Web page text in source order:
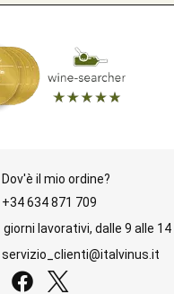
Dov'è il mio ordine?
+34 634 871 709
giorni lavorativi, dalle 9 alle 14
servizio_clienti@italvinus.it